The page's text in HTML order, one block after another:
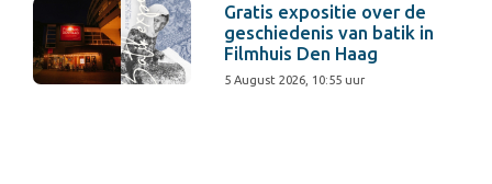
Gratis expositie over de
geschiedenis van batik in
Filmhuis Den Haag
5 August 2026, 10:55 uur